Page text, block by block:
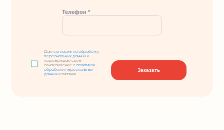
Телефон *
Даюсогласие на обработку
персональных данных и
подтверждаю свое
ознакомление сполитикой
обработки персональных
данных компании
Заказать